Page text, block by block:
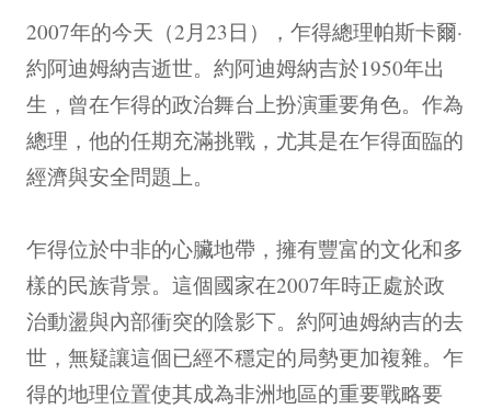
2007年的今天（2月23日），乍得總理帕斯卡爾·
約阿迪姆納吉逝世。約阿迪姆納吉於1950年出
生，曾在乍得的政治舞台上扮演重要角色。作為
總理，他的任期充滿挑戰，尤其是在乍得面臨的
經濟與安全問題上。
乍得位於中非的心臟地帶，擁有豐富的文化和多
樣的民族背景。這個國家在2007年時正處於政
治動盪與內部衝突的陰影下。約阿迪姆納吉的去
世，無疑讓這個已經不穩定的局勢更加複雜。乍
得的地理位置使其成為非洲地區的重要戰略要